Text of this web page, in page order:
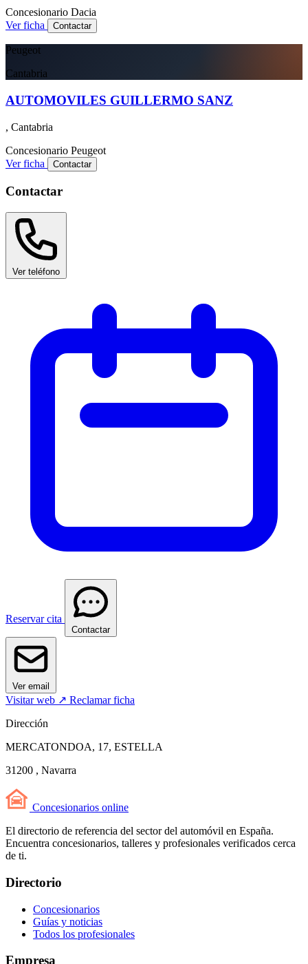
Concesionario Dacia
Ver ficha
Contactar
Peugeot
Cantabria
AUTOMOVILES GUILLERMO SANZ
, Cantabria
Concesionario Peugeot
Ver ficha
Contactar
Contactar
Ver teléfono
Reservar cita
Contactar
Ver email
Visitar web ↗ Reclamar ficha
Dirección
MERCATONDOA, 17, ESTELLA
31200 , Navarra
Concesionarios online
El directorio de referencia del sector del automóvil en España.
Encuentra concesionarios, talleres y profesionales verificados cerca
de ti.
Directorio
Concesionarios
Guías y noticias
Todos los profesionales
Empresa